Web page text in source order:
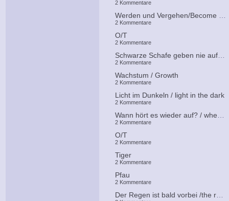
2 Kommentare
2 Kommentare
O/T
2 Kommentare
Schwarze Schafe geben nie auf / black sheeps never give up
2 Kommentare
Wachstum / Growth
2 Kommentare
Licht im Dunkeln / light in the dark
2 Kommentare
2 Kommentare
O/T
2 Kommentare
Tiger
2 Kommentare
Pfau
2 Kommentare
Der Regen ist bald vorbei /the rain is over soon